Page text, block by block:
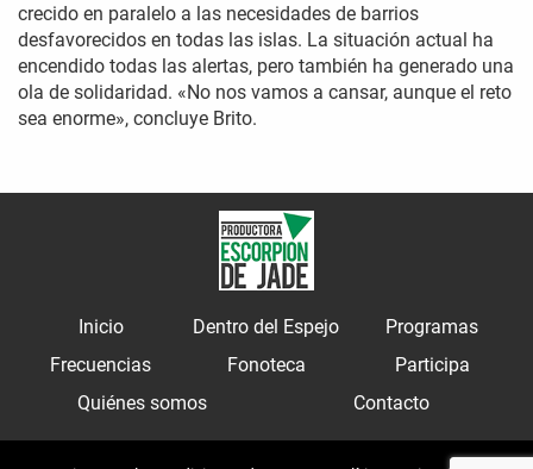
crecido en paralelo a las necesidades de barrios
desfavorecidos en todas las islas. La situación actual ha
encendido todas las alertas, pero también ha generado una
ola de solidaridad. «No nos vamos a cansar, aunque el reto
sea enorme», concluye Brito.
Inicio Dentro del Espejo
Programas
Frecuencias
Fonoteca
Participa
Quiénes somos
Contacto